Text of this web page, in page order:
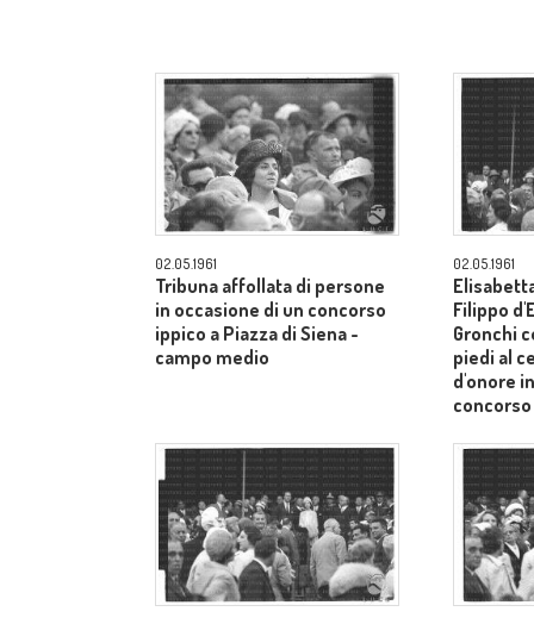
02.05.1961
Tribuna affollata di persone
in occasione di un concorso
ippico a Piazza di Siena -
campo medio
02.05.1961
Filippo
Gronchi
piedi al
d'onore